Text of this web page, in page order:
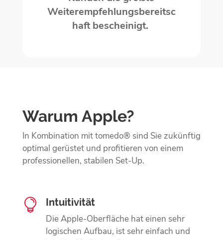
Weiterempfehlungsbereitsc
haft bescheinigt.
Warum Apple?
In Kombination mit tomedo® sind Sie zukünftig
optimal gerüstet und profitieren von einem
professionellen, stabilen Set-Up.
 Intuitivität
Die Apple-Oberfläche hat einen sehr
logischen Aufbau, ist sehr einfach und